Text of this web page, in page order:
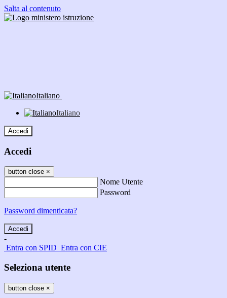
Salta al contenuto
Italiano
Italiano
Accedi
Accedi
button close ×
Nome Utente
Password
Password dimenticata?
-
Entra con SPID Entra con CIE
Seleziona utente
button close ×